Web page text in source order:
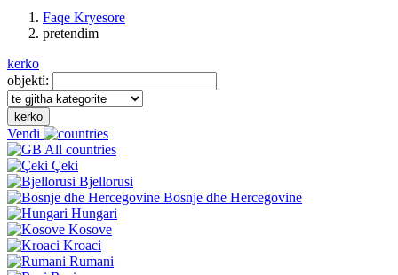
Faqe Kryesore
pretendim
kerko
objekti:
kerko
Vendi
All countries
Çeki
Bjellorusi
Bosnje dhe Hercegovine
Hungari
Kosove
Kroaci
Rumani